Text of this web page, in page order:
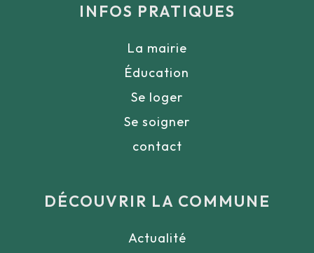
INFOS PRATIQUES
La mairie
Éducation
Se loger
Se soigner
contact
DÉCOUVRIR LA COMMUNE
Actualité